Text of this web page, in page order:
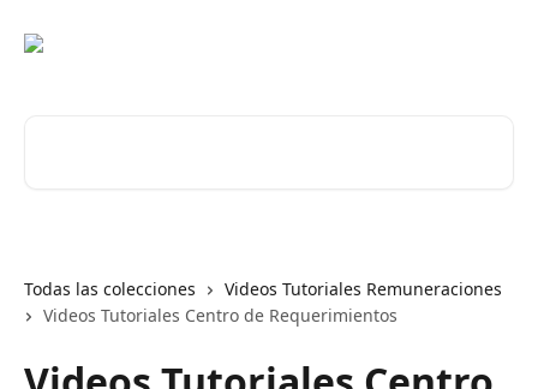
Todas las colecciones
Videos Tutoriales Remuneraciones
Videos Tutoriales Centro de Requerimientos